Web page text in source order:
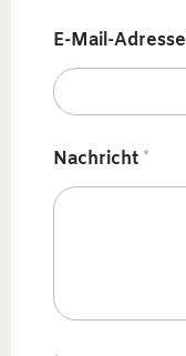
E-Mail-Adresse
a
m
e
r
Nachricht *